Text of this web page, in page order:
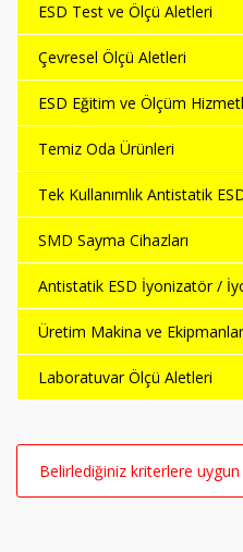
ESD Test ve Ölçü Aletleri
Çevresel Ölçü Aletleri
ESD Eğitim ve Ölçüm
Temiz Oda Ürünleri
Tek Kullanımlık Antistatik
SMD Sayma Cihazları
Antistatik ESD İyonizatör /
Üretim Makina ve
Laboratuvar Ölçü Aletleri
Belirlediğiniz kriterlere uygun